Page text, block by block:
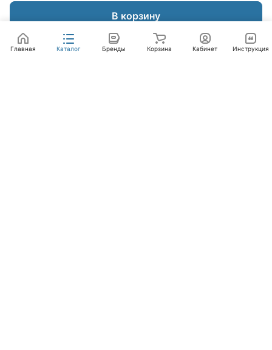
В корзину
Главная Каталог Бренды Корзина Кабинет Инструкция